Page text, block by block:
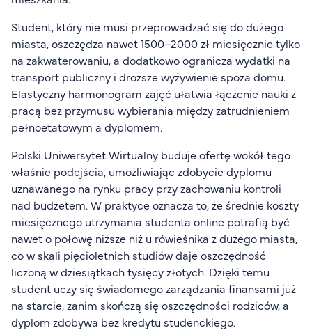
Student, który nie musi przeprowadzać się do dużego
miasta, oszczędza nawet 1500–2000 zł miesięcznie tylko
na zakwaterowaniu, a dodatkowo ogranicza wydatki na
transport publiczny i droższe wyżywienie spoza domu.
Elastyczny harmonogram zajęć ułatwia łączenie nauki z
pracą bez przymusu wybierania między zatrudnieniem
pełnoetatowym a dyplomem.
Polski Uniwersytet Wirtualny buduje ofertę wokół tego
właśnie podejścia, umożliwiając zdobycie dyplomu
uznawanego na rynku pracy przy zachowaniu kontroli
nad budżetem. W praktyce oznacza to, że średnie koszty
miesięcznego utrzymania studenta online potrafią być
nawet o połowę niższe niż u rówieśnika z dużego miasta,
co w skali pięcioletnich studiów daje oszczędność
liczoną w dziesiątkach tysięcy złotych. Dzięki temu
student uczy się świadomego zarządzania finansami już
na starcie, zanim skończą się oszczędności rodziców, a
dyplom zdobywa bez kredytu studenckiego.